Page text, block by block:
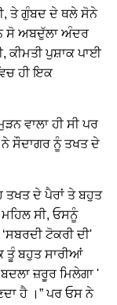
ਤੇ ਗੁੰਬਦ ਦੇ ਥਲੇ ਸੋਨੇ
ਸੋ ਅਬਦੁੱਲਾ ਅੰਦਰ
ਪੁਸ਼ਾਕ ਪਾਈ
ਹੀ ਇਕ
ਵਾਲਾ ਹੀ ਸੀ ਪਰ
ਸੌਦਾਗਰ ਨੂੰ ਤਖਤ ਦੇ
ਤਖਤ ਦੇ ਪੈਰਾਂ ਤੇ ਬਹੁਤ
ਸੀ, ਓਸਨੂੰ
ਟੋਕਰੀ ਦੀ'
ਬਹੁਤ ਸਾਰੀਆਂ
ਜ਼ਰੂਰ ਮਿਲੇਗਾ '
ਹੈ ।” ਪਰ ਓਸ ਨੇ